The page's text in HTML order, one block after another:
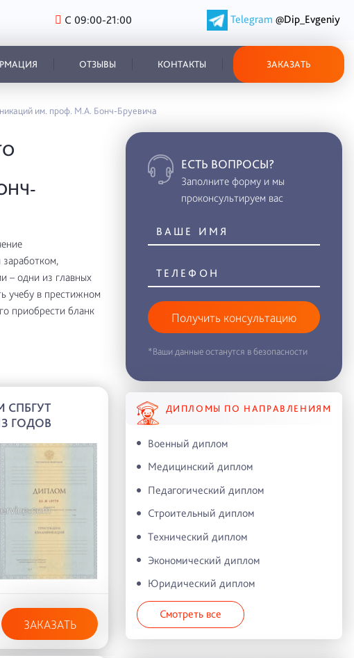
С 09:00-21:00 Telegram @Dip_Evgeniy
ОТЗЫВЫ КОНТАКТЫ ЗАКАЗАТЬ
им. проф. М.А. Бонч-Бруевича
– одни из главных
учебу в престижном
приобрести бланк
ГОДОВ
ЗАКАЗАТЬ
ЕСТЬ ВОПРОСЫ?
Заполните форму и мы
проконсультируем вас
Получить консультацию
*Ваши данные останутся в безопасности
ДИПЛОМЫ ПО НАПРАВЛЕНИЯМ
Военный диплом
Медицинский диплом
Педагогический диплом
Строительный диплом
Технический диплом
Экономический диплом
Юридический диплом
Смотреть все